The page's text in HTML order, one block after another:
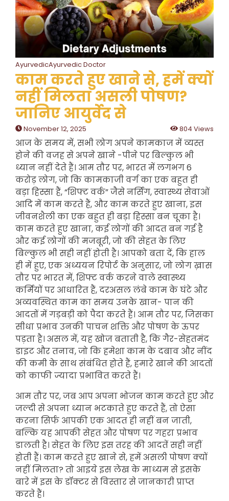
AyurvedicAyurvedic Doctor
काम करते हुए खाने से, हमें क्यों
नहीं मिलता असली पोषण?
जानिए आयुर्वेद से
November 12, 2025 804 Views
आज के समय में, सभी लोग अपने कामकाज में व्यस्त
होने की वजह से अपने खाने -पीने पर बिल्कुल भी
ध्यान नहीं देते हैं। आम तौर पर, भारत में लगभग 6
करोड़ लोग, जो कि कामकाजी वर्ग का एक बहुत ही
बड़ा हिस्सा हैं, “शिफ्ट वर्क” जैसे नर्सिंग, स्वास्थ्य सेवाओं
आदि में काम करते हैं, और काम करते हुए खाना, इस
जीवनशैली का एक बहुत ही बड़ा हिस्सा बन चूका है।
काम करते हुए खाना, कई लोगों की आदत बन गई है
और कई लोगों की मजबूरी, जो की सेहत के लिए
बिल्कुल भी सही नहीं होती है। आपको बता दें, कि हाल
ही में हुए, एक अध्ययन रिपोर्ट के अनुसार, जो लोग ख़ास
तौर पर भारत में, शिफ्ट वर्क करने वाले स्वास्थ्य
कर्मियों पर आधारित हैं, दरअसल लंबे काम के घंटे और
अव्यवस्थित काम का समय उनके खान- पान की
आदतों में गड़बड़ी को पैदा करते हैं। आम तौर पर, जिसका
सीधा प्रभाव उनकी पाचन शक्ति और पोषण के ऊपर
पड़ता है। असल में, यह खोज बताती है, कि गैर-सेहतमंद
डाइट और तनाव, जो कि हमेशा काम के दबाव और नींद
की कमी के साथ संबंधित होते हैं, हमारे खाने की आदतों
को काफी ज्यादा प्रभावित करते हैं।
आम तौर पर, जब आप अपना भोजन काम करते हुए और
जल्दी से अपना ध्यान भटकाते हुए करते हैं, तो ऐसा
करना सिर्फ आपकी एक आदत ही नहीं बन जाती,
बल्कि यह आपकी सेहत और पोषण पर गहरा प्रभाव
डालती है। सेहत के लिए इस तरह की आदतें सही नहीं
होती हैं। काम करते हुए खाने से, हमें असली पोषण क्यों
नहीं मिलता? तो आइये इस लेख के माध्यम से इसके
बारे में इस के डॉक्टर से विस्तार से जानकारी प्राप्त
करते हैं।